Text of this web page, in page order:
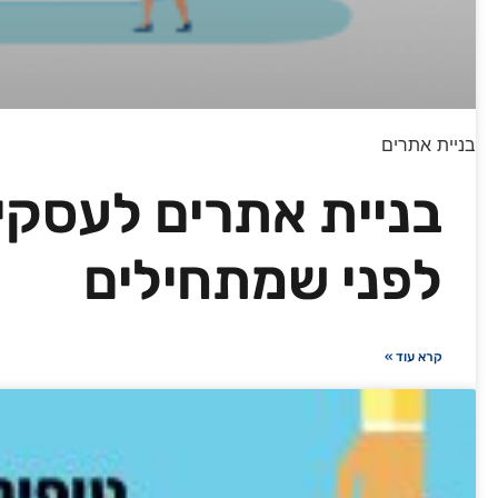
בניית אתרים
לפני שמתחילים
קרא עוד »